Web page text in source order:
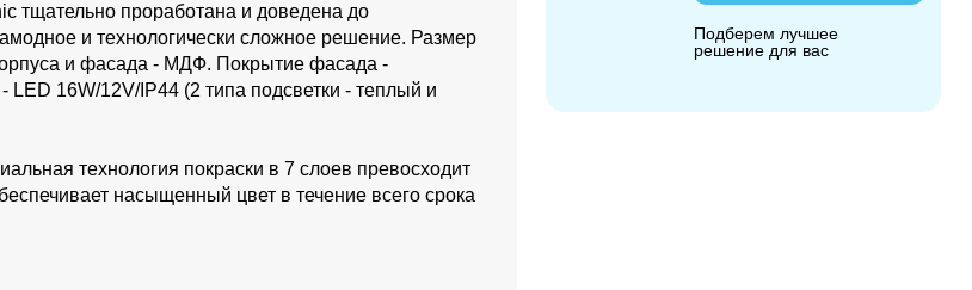
Подберем лучшее
решение для вас
тщательно проработана и доведена до
и технологически сложное решение. Размер
и фасада - МДФ. Покрытие фасада -
LED 16W/12V/IP44 (2 типа подсветки - теплый и
технология покраски в 7 слоев превосходит
насыщенный цвет в течение всего срока